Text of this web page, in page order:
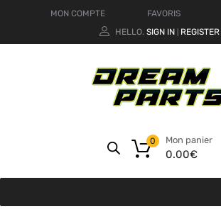
MON COMPTE FAVORIS
HELLO. SIGN IN REGISTER
Mon panier
0.00€
0